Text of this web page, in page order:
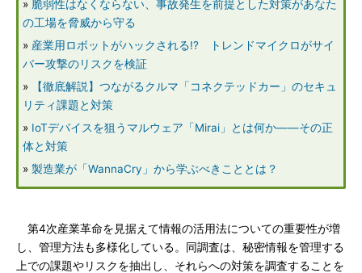
» 脆弱性はなくならない、事故発生を前提とした対策があなた
の工場を脅威から守る
» 産業用ロボットがハックされる!? トレンドマイクロがサイ
バー攻撃のリスクを検証
»
【徹底解説】つながるクルマ「コネクテッドカー」のセキュ
リティ課題と対策
» IoTデバイスを狙うマルウェア「Mirai」とは何か――その正
体と対策
» 製造業が「WannaCry」から学ぶべきこととは？
第4次産業革命を見据えて情報の活用法についての重要性が増
し、管理方法も多様化している。同調査は、秘密情報を管理する
上での課題やリスクを抽出し、それらへの対策を調査することを